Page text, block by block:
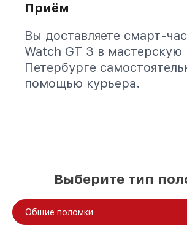
Приём
Вы доставляете смарт-
Watch GT 3 в мастерскую
Петербурге
помощью курьера.
Выберите тип
Общие поломки